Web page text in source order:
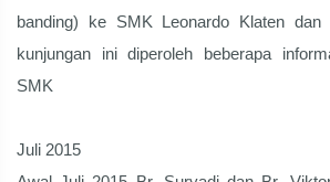
banding) ke SMK Leonardo Klaten
kunjungan ini diperoleh beberapa
SMK
Juli 2015